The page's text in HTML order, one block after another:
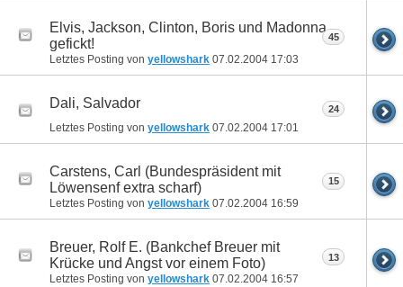
Elvis, Jackson, Clinton, Boris und Madonna
gefickt!
Letztes Posting von yellowshark 07.02.2004 17:03
45
Dali, Salvador
Letztes Posting von yellowshark 07.02.2004 17:01
24
Carstens, Carl (Bundespräsident mit
Löwensenf extra scharf)
Letztes Posting von yellowshark 07.02.2004 16:59
15
Breuer, Rolf E. (Bankchef Breuer mit
Krücke und Angst vor einem Foto)
Letztes Posting von yellowshark 07.02.2004 16:57
13